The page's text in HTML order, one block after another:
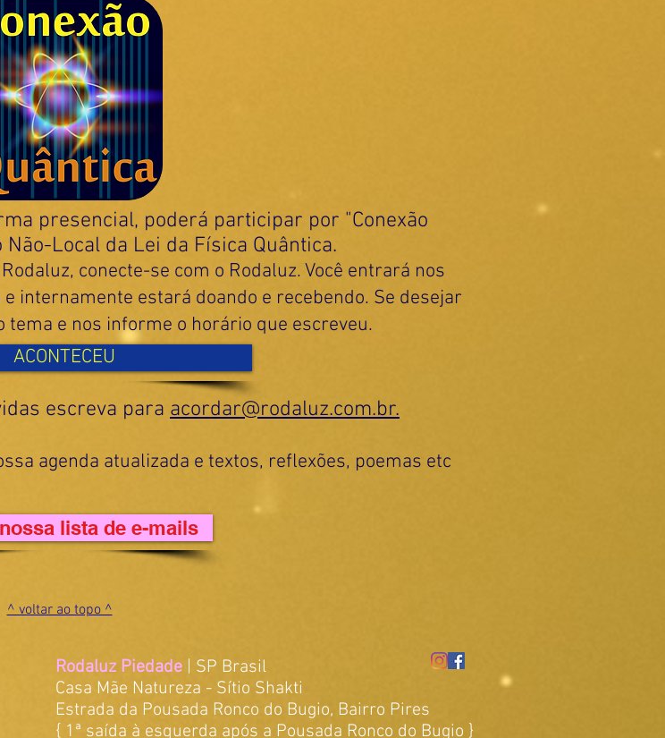
presencial, poderá participar por "Conexão
Local da Lei da Física Quântica.
conecte-se com o Rodaluz. Você entrará nos
internamente estará doando e recebendo. Se desejar
e nos informe o horário que escreveu.
ACONTECEU
escreva para acordar@rodaluz.com.br.
agenda atualizada e textos, reflexões, poemas etc
lista de e-mails
^ voltar ao topo ^
Rodaluz Piedade | SP Brasil
Casa Mãe Natureza - Sítio Shakti
Estrada da Pousada Ronco do Bugio, Bairro Pires
{ 1ª saída à esquerda após a Pousada Ronco do Bugio }